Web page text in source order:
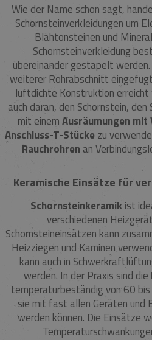
Wie der Name schon sagt,
Schornsteinverkleidungen um
Blähtonsteinen und
Schornsteinverkleidung
übereinander gestapelt
weiterer Rohrabschnitt
luftdichte Konstruktion erreicht
auch daran, den Schornstein,
mit einemAusräumungen mit
Anschluss-T-Stücke zu
Rauchrohrenan
Keramische Einsätze für
Schornsteinkeramikist
verschiedenen
Schornsteineinsätzen kann
Heizziegen und Kaminen
kann auch in
werden. In der Praxis sind die
temperaturbeständig von 60
sie mit fast allen Geräten
werden können. Die Einsätze